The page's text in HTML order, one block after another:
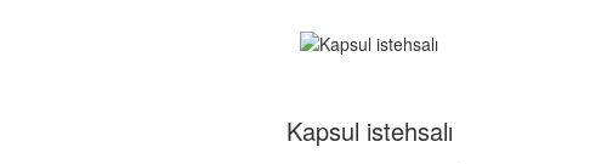
Kapsul istehsalı